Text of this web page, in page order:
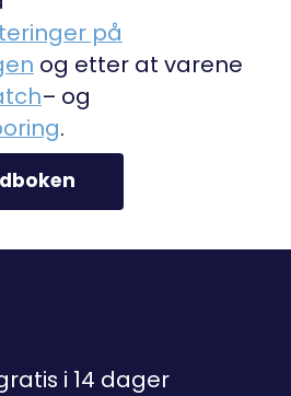
på
og etter at varene
– og
.
i 14 dager